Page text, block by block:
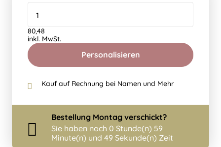
Personalisieren
80,48
inkl. MwSt.
Kauf auf Rechnung bei Namen und Mehr
Bestellung Montag verschickt?
Sie haben noch 0 Stunde(n) 59
Minute(n) und 49 Sekunde(n) Zeit